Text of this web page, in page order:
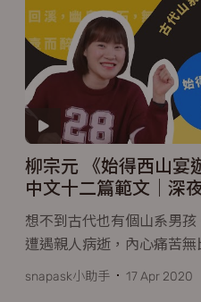
柳宗元 《始得西山宴
中文十二篇範文｜深
想不到古代也有個山系男
遭遇親人病逝，內心痛苦
snapask小助手 17 Apr 2020